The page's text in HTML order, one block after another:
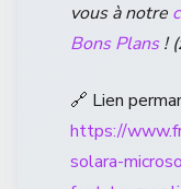
vous à notre
Bons Plans!
🔗 Lien
https://
solara-